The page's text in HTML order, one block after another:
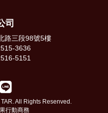
司
路三段98號5樓
3636
5151
All Rights Resenved.
行動商務